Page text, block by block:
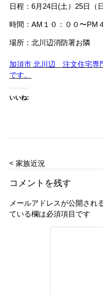
日程：6月24日(土）25日（
時間：AM１０：００〜PM
場所：北川辺消防署お隣
加須市 北川辺 注文住宅専
です。
いいね:
< 家族近況
コメントを残す
メールアドレスが公開され
ている欄は必須項目です